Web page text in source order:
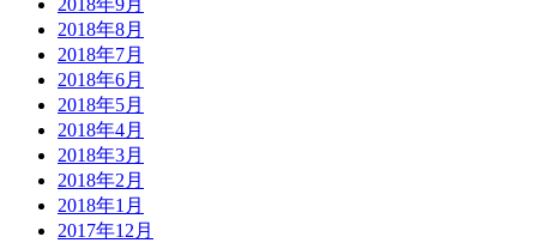
2018年9月
2018年8月
2018年7月
2018年6月
2018年5月
2018年4月
2018年3月
2018年2月
2018年1月
2017年12月